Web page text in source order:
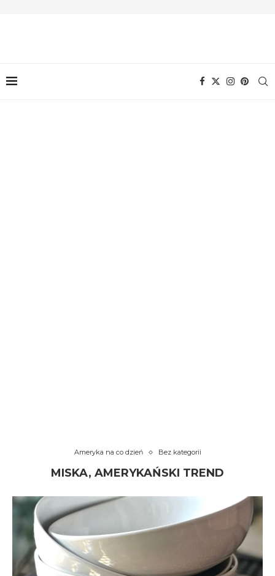
Ameryka na co dzień Bez kategorii
MISKA, AMERYKAŃSKI TREND